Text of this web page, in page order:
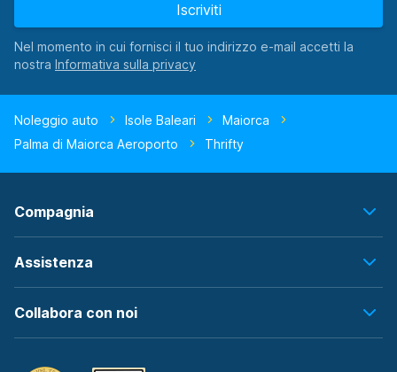
Iscriviti
Nel momento in cui fornisci il tuo indirizzo e-mail accetti la
nostra
Noleggio auto Isole Baleari
Maiorca
Palma di Maiorca Aeroporto
Thrifty
Compagnia
Assistenza
Collabora con noi